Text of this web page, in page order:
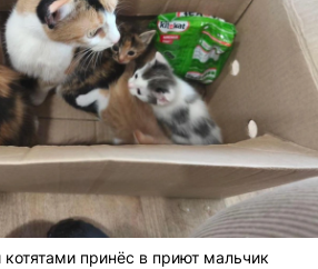
принёс в приют мальчик